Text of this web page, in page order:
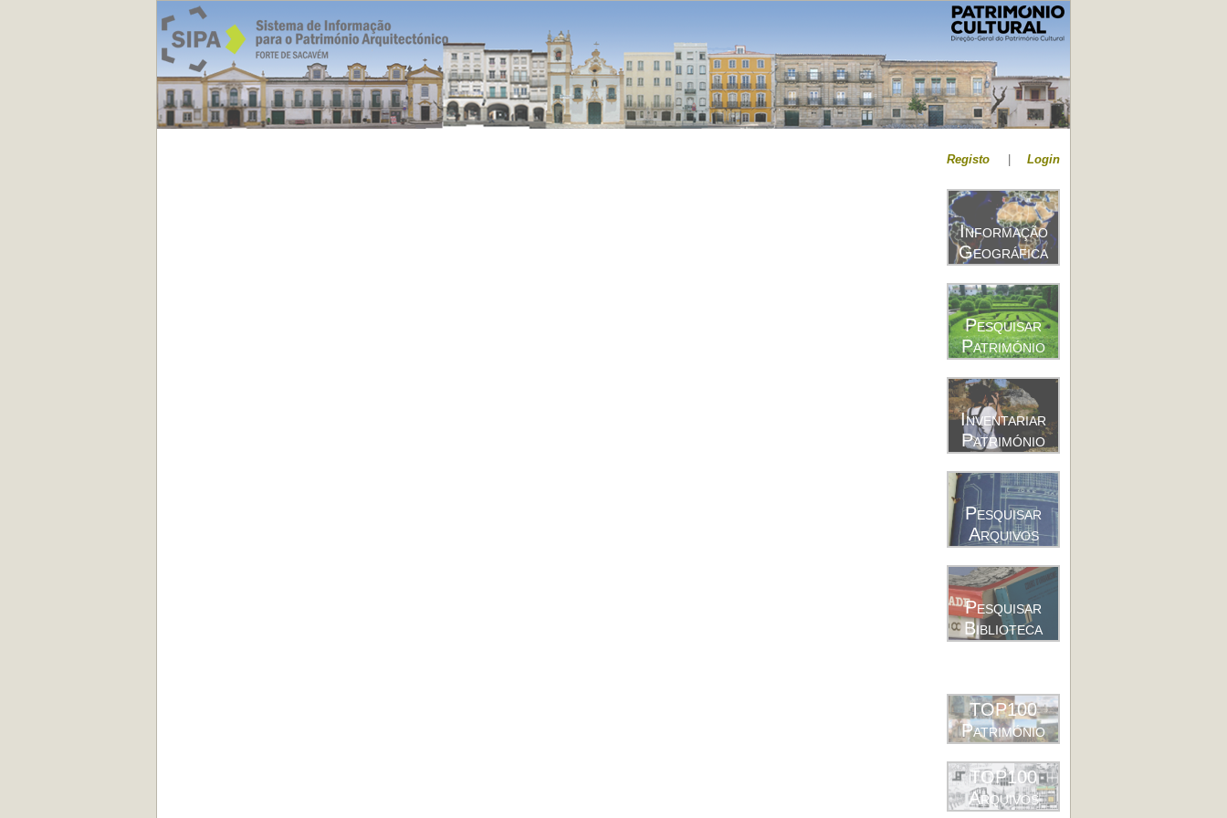
Registo Login
Informação
Geográfica
Pesquisar
Património
Inventariar
Património
Pesquisar
Arquivos
Pesquisar
Biblioteca
TOP100
Património
TOP100
Arquivos